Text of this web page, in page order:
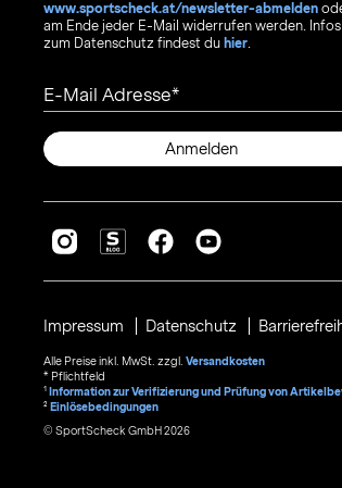
www.sportscheck.at/newsletter-abmelden
am Ende jeder E-Mail widerrufen werden. Infos
zum Datenschutz findest du hier.
E-Mail Adresse
Anmelden
Impressum Datenschutz
Alle Preise inkl. MwSt. zzgl. Versandkosten
* Pflichtfeld
1 Information zur Verifizierung und Prüfung von
² Einlösebedingungen
© SportScheck GmbH 2026